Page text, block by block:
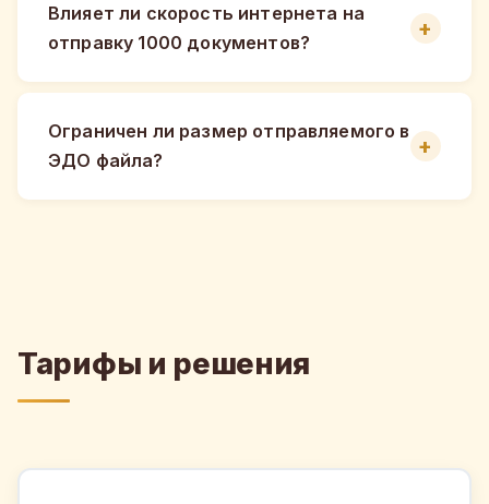
Влияет ли скорость интернета на
отправку 1000 документов?
Ограничен ли размер отправляемого в
ЭДО файла?
Тарифы и решения